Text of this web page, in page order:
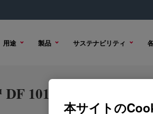
用途 製品 サステナビリティ
101 Defoamer
本サイトの